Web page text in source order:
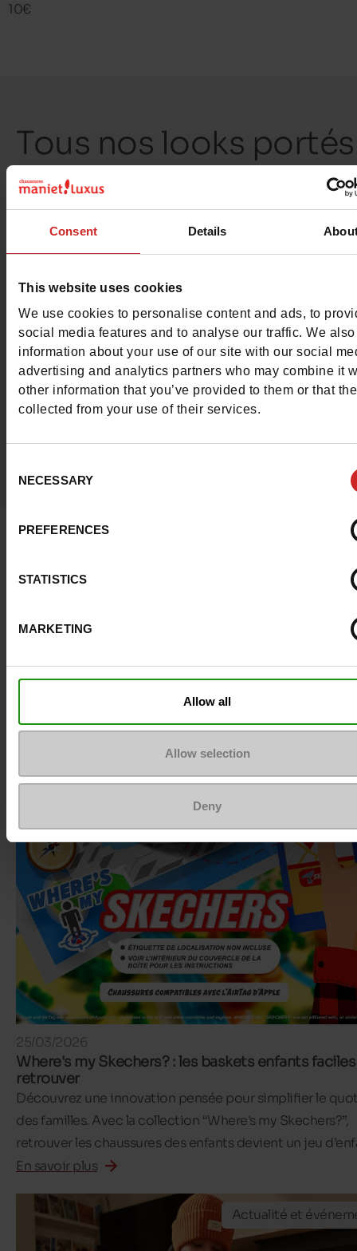
Consent Details
This website uses cookies
We use cookies to personalise content and ads, to
social media features and to analyse our traffic. We
information about your use of our site with our social
advertising and analytics partners who may combine it
other information that you’ve provided to them or that
collected from your use of their services.
Selection
NECESSARY
PREFERENCES
STATISTICS
MARKETING
Allow all
Allow selection
Deny
10€
Tous nos looks portés
par notre
#LoveManietLuxus
Publiez votre plus beau look sur Instagram et
la communauté Maniet!Luxus.
25/03/2026
Where's my Skechers? : les baskets enfants faciles
retrouver
Découvrez une innovation pensée pour simplifier le
des familles. Avec la collection “Where's my Skechers?”,
retrouver les chaussures des enfants devient un jeu
En savoir plus
Actualité et